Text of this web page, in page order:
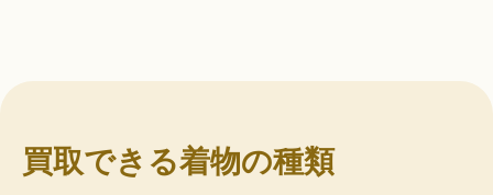
買取できる着物の種類